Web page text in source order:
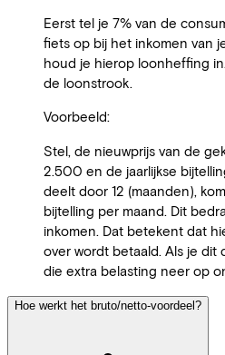
Eerst tel je 7% van de
fiets op bij het inkomen van
houd je hierop loonheffing
de loonstrook.
Voorbeeld:
Stel, de nieuwprijs van de
2.500 en de jaarlijkse
deelt door 12 (maanden),
bijtelling per maand. Dit
inkomen. Dat betekent dat
over wordt betaald. Als je dit
die extra belasting neer op
Hoe werkt het bruto/netto-voordeel?